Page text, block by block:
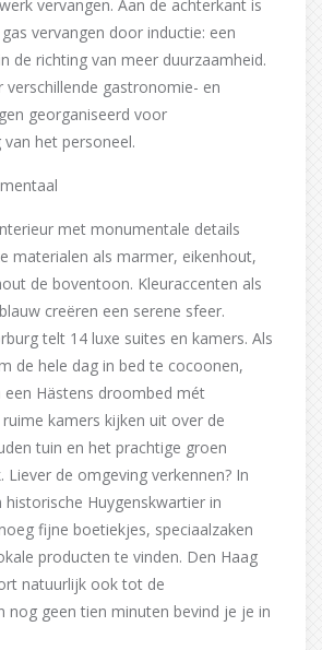
vervangen. Aan de achterkant is
vervangen door inductie: een
de richting van meer duurzaamheid.
verschillende gastronomie- en
georganiseerd voor
het personeel.
met monumentale details
materialen als marmer, eikenhout,
de boventoon. Kleuraccenten als
creëren een serene sfeer.
telt 14 luxe suites en kamers. Als
de hele dag in bed te cocoonen,
een Hästens droombed mét
kamers kijken uit over de
tuin en het prachtige groen
Liever de omgeving verkennen? In
Huygenskwartier in
fijne boetiekjes, speciaalzaken
producten te vinden. Den Haag
natuurlijk ook tot de
nog geen tien minuten bevind je je in